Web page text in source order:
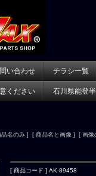
い合わせ チラシ一覧
ください 石川県能登
品名のみ ] [ 商品名と画像 ] [ 画像
[ 商品コード ] AK-89458